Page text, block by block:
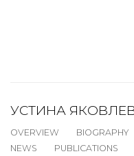
УСТИНА
OVERVIEW
BIOGRAPHY
NEWS
PUBLICATIONS